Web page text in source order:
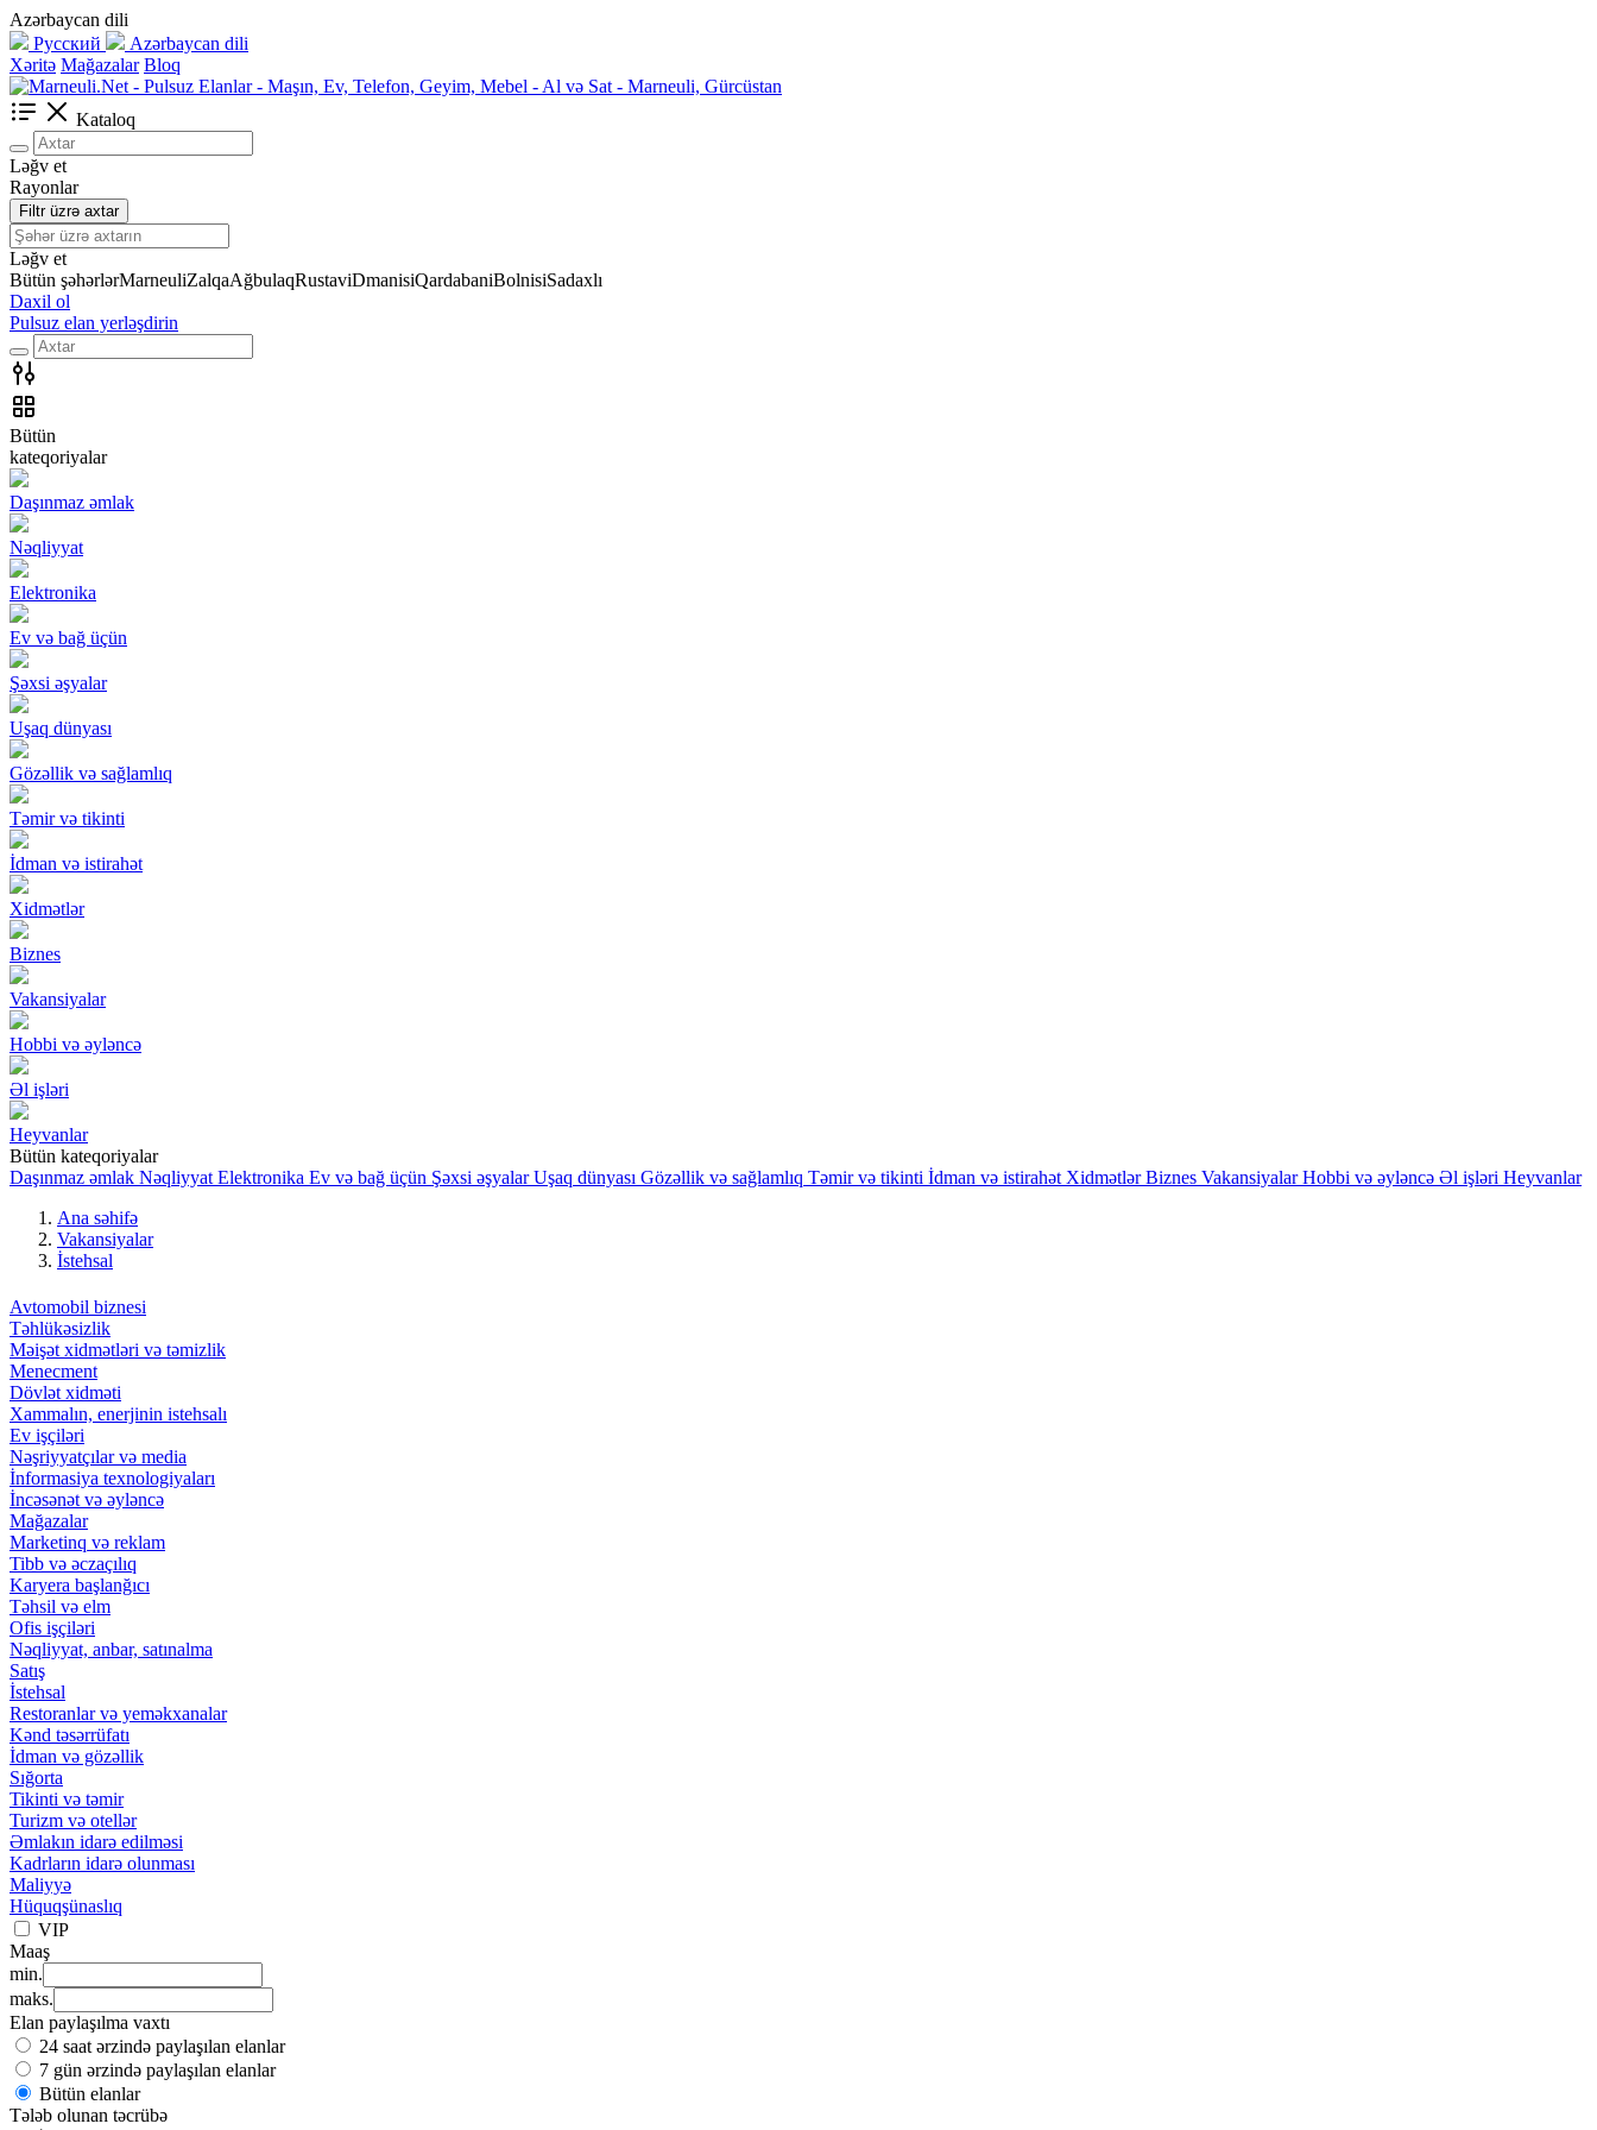
Azərbaycan dili
Русский
Azərbaycan dili
Xəritə Mağazalar Bloq
Kataloq
Ləğv et
Rayonlar
Filtr üzrə axtar
Ləğv et
Bütün şəhərlərMarneuliZalqaAğbulaqRustaviDmanisiQardabaniBolnisiSadaxlı
Daxil ol
Pulsuz elan yerləşdirin
Bütün
kateqoriyalar
Daşınmaz əmlak
Nəqliyyat
Elektronika
Ev və bağ üçün
Şəxsi əşyalar
Uşaq dünyası
Gözəllik və sağlamlıq
Təmir və tikinti
İdman və istirahət
Xidmətlər
Biznes
Vakansiyalar
Hobbi və əyləncə
Əl işləri
Heyvanlar
Bütün kateqoriyalar
Daşınmaz əmlak Nəqliyyat Elektronika Ev və bağ üçün Şəxsi əşyalar Uşaq dünyası Gözəllik və sağlamlıq Təmir və tikinti İdman və istirahət Xidmətlər Biznes Vakansiyalar Hobbi və əyləncə Əl işləri Heyvanlar
Ana səhifə
Vakansiyalar
İstehsal
Avtomobil biznesi
Təhlükəsizlik
Məişət xidmətləri və təmizlik
Menecment
Dövlət xidməti
Xammalın, enerjinin istehsalı
Ev işçiləri
Nəşriyyatçılar və media
İnformasiya texnologiyaları
İncəsənət və əyləncə
Mağazalar
Marketinq və reklam
Tibb və əczaçılıq
Karyera başlanğıcı
Təhsil və elm
Ofis işçiləri
Nəqliyyat, anbar, satınalma
Satış
İstehsal
Restoranlar və yeməkxanalar
Kənd təsərrüfatı
İdman və gözəllik
Sığorta
Tikinti və təmir
Turizm və otellər
Əmlakın idarə edilməsi
Kadrların idarə olunması
Maliyyə
Hüquqşünaslıq
VIP
Maaş
min.
maks.
Elan paylaşılma vaxtı
24 saat ərzində paylaşılan elanlar
7 gün ərzində paylaşılan elanlar
Bütün elanlar
Tələb olunan təcrübə